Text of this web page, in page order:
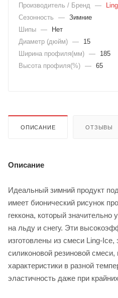
Производитель / Бренд —
Сезонность
— Зимние
Шипы —
Нет
Диаметр (дюйм) —
15
Ширина профиля(мм) —
185
Высота профиля(%) — 65
ОПИСАНИЕ ОТЗЫВЫ
Описание
Идеальный зимний продукт
имеет бионический рисунок
геккона, который значительно
на льду и снегу. Эти
изготовлены из смеси Ling-Ice,
силиконовой резиновой
характеристики в разной
эластичность даже при